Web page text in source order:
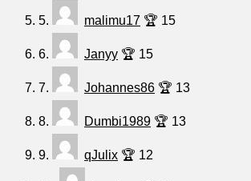
5. malimu17 🏆 15
6. Janyy 🏆 15
7. Johannes86 🏆 13
8. Dumbi1989 🏆 13
9. qJulix 🏆 12